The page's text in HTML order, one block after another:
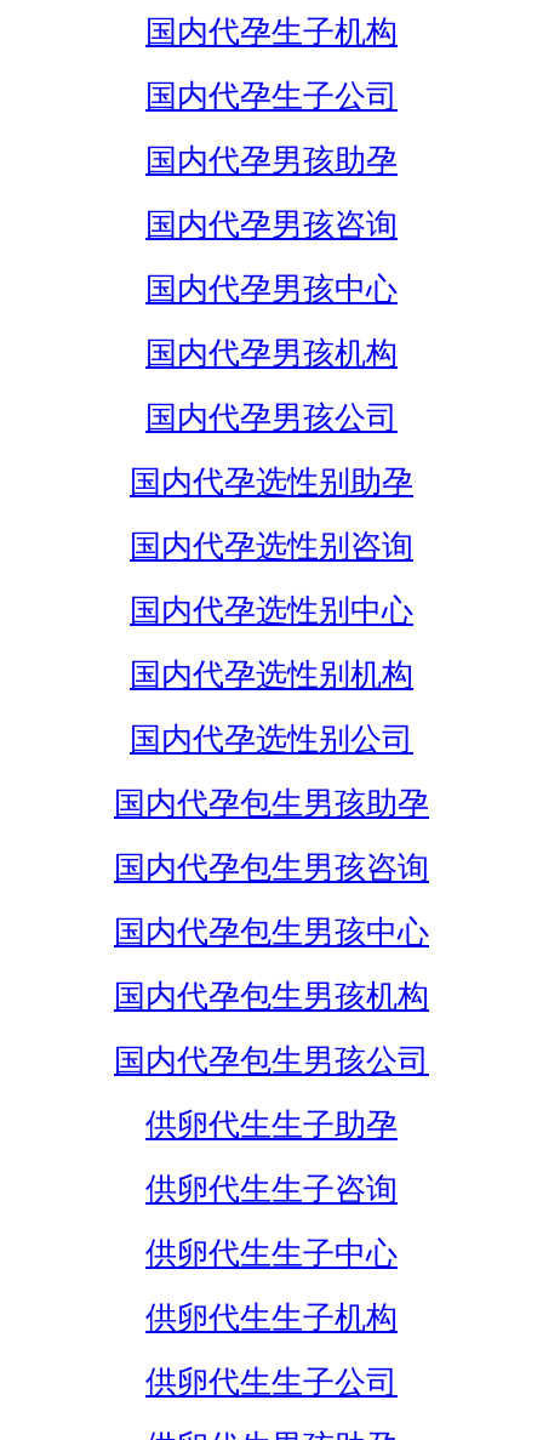
国内代孕生子机构
国内代孕生子公司
国内代孕男孩助孕
国内代孕男孩咨询
国内代孕男孩中心
国内代孕男孩机构
国内代孕男孩公司
国内代孕选性别助孕
国内代孕选性别咨询
国内代孕选性别中心
国内代孕选性别机构
国内代孕选性别公司
国内代孕包生男孩助孕
国内代孕包生男孩咨询
国内代孕包生男孩中心
国内代孕包生男孩机构
国内代孕包生男孩公司
供卵代生生子助孕
供卵代生生子咨询
供卵代生生子中心
供卵代生生子机构
供卵代生生子公司